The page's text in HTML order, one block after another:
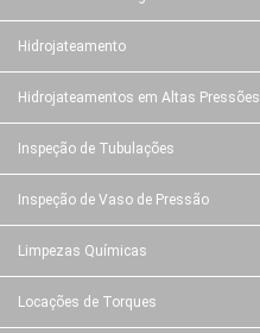
Hidrojateamento
Hidrojateamentos em Altas Pressões
Inspeção de Tubulações
Inspeção de Vaso de Pressão
Limpezas Químicas
Locações de Torques